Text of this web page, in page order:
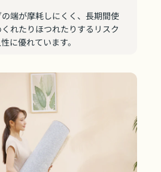
端が摩耗しにくく、長期間使
れたりほつれたりするリスク
に優れています。